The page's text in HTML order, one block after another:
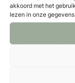
akkoord met het
lezen in onze